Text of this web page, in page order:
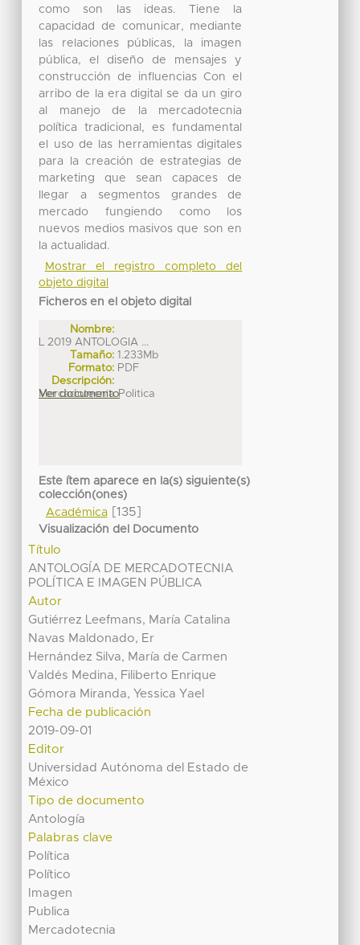
como son las ideas. Tiene la
capacidad de comunicar, mediante
las relaciones públicas, la imagen
pública, el diseño de mensajes y
construcción de influencias Con el
arribo de la era digital se da un giro
al manejo de la mercadotecnia
política tradicional, es fundamental
el uso de las herramientas digitales
para la creación de estrategias de
marketing que sean capaces de
llegar a segmentos grandes de
mercado fungiendo como los
nuevos medios masivos que son en
la actualidad.
Mostrar el registro completo del
objeto digital
Ficheros en el objeto digital
Nombre:
L 2019 ANTOLOGIA ...
Tamaño: 1.233Mb
Formato: PDF
Descripción:
Mercadotecnia Politica
Ver documento
Este ítem aparece en la(s) siguiente(s)
colección(ones)
Académica[135]
Visualización del Documento
Título
ANTOLOGÍA DE MERCADOTECNIA
POLÍTICA E IMAGEN PÚBLICA
Autor
Gutiérrez Leefmans, María Catalina
Navas Maldonado, Er
Hernández Silva, María de Carmen
Valdés Medina, Filiberto Enrique
Gómora Miranda, Yessica Yael
Fecha de publicación
2019-09-01
Editor
Universidad Autónoma del Estado de
México
Tipo de documento
Antología
Palabras clave
Política
Político
Imagen
Publica
Mercadotecnia